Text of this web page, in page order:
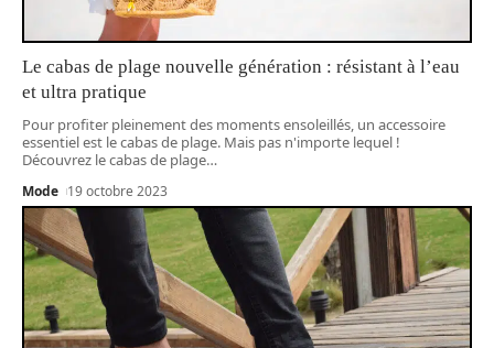
Le cabas de plage nouvelle génération : résistant à l’eau
et ultra pratique
Pour profiter pleinement des moments ensoleillés, un accessoire
essentiel est le cabas de plage. Mais pas n'importe lequel !
Découvrez le cabas de plage…
Mode 19 octobre 2023